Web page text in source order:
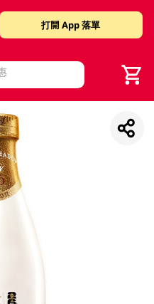
打開 App 落單